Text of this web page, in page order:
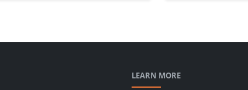
LEARN MORE